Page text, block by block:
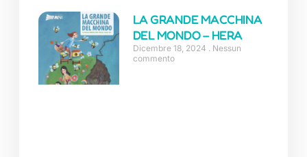
LA GRANDE MACCHINA
DEL MONDO – HERA
Dicembre 18, 2024 Nessun
commento